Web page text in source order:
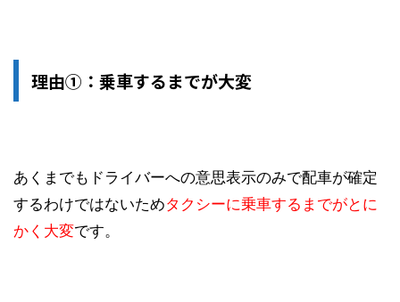
理由①：乗車するまでが大変
あくまでもドライバーへの意思表示のみで配車が確定
するわけではないためタクシーに乗車するまでがとに
かく大変です。